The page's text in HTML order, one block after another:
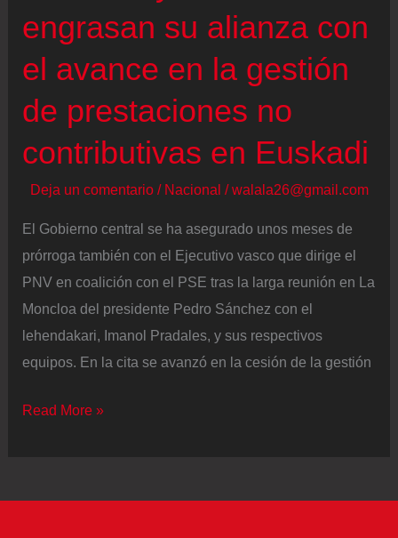
hunde
el
engrasan su alianza con
el avance en la gestión
de prestaciones no
contributivas en Euskadi
Deja un comentario / Nacional /walala26@gmail.com
El Gobierno central se ha asegurado unos meses de
prórroga también con el Ejecutivo vasco que dirige el
PNV en coalición con el PSE tras la larga reunión en La
Moncloa del presidente Pedro Sánchez con el
lehendakari, Imanol Pradales, y sus respectivos
equipos. En la cita se avanzó en la cesión de la gestión
Sánchez
Read More »